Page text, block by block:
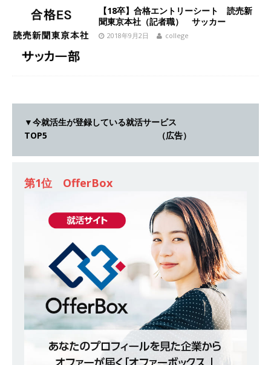
[ 2026年5月14日 ] 【 28卒｜営業職向けオープ
ンカンパニー 】世界トップシェアの半導体技術
除・面接確約!! ｜ 1dayインターンあり 】 東京勤
件販売までを担う ｜ 平均年収809万 ｜ 年間休日
130日・土日祝完全休み ｜ スタンダード上場 ｜
明豊エンタープライズ
体育会積極採用企業
[ 2026年5月14日 ] 【 28卒 ｜ オープンカンパニ
ー｜東京勤務・転勤なし ｜ 文理不問 】 7期連続
200％増収!! ｜ 様々な業界の知識・スキルを身に
付けることが可能 ｜ データ分析のエキスパート
休み ｜ データアナリティクスラボ
体育会積
【18卒】合格エントリーシート 読売新
聞東京本社（記者職） サッカー
2018年9月2日 college
▼今就活生が登録している就活サービス
TOP5 （広告）
第1位 OfferBox